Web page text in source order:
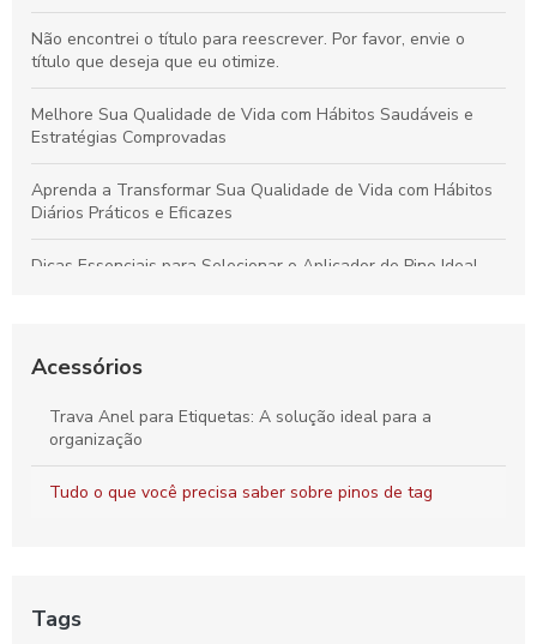
Não encontrei o título para reescrever. Por favor, envie o
título que deseja que eu otimize.
Melhore Sua Qualidade de Vida com Hábitos Saudáveis e
Estratégias Comprovadas
Aprenda a Transformar Sua Qualidade de Vida com Hábitos
Diários Práticos e Eficazes
Dicas Essenciais para Selecionar o Aplicador de Pino Ideal
Produtos e Potencializa a Apresentação no Varejo
Peças Ideais para Indústria Têxtil: Como Aumentar a
Produtividade e Eficiência
Vantagens do Aplicador de Etiquetas e Tag Pin para Otimizar
Acessórios
Trava Anel para Etiquetas: A solução ideal para a
organização
Tudo o que você precisa saber sobre pinos de tag
Tags